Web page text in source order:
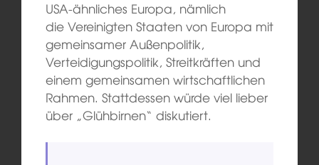
USA-ähnliches Europa, nämlich
die Vereinigten Staaten von Europa mit
gemeinsamer Außenpolitik,
Verteidigungspolitik, Streitkräften und
einem gemeinsamen wirtschaftlichen
Rahmen. Stattdessen würde viel lieber
über „Glühbirnen“ diskutiert.